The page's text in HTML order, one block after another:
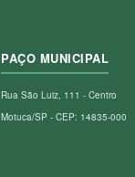
PAÇO MUNICIPAL
Rua São Luiz, 111 - Centro
Motuca/SP - CEP: 14835-000